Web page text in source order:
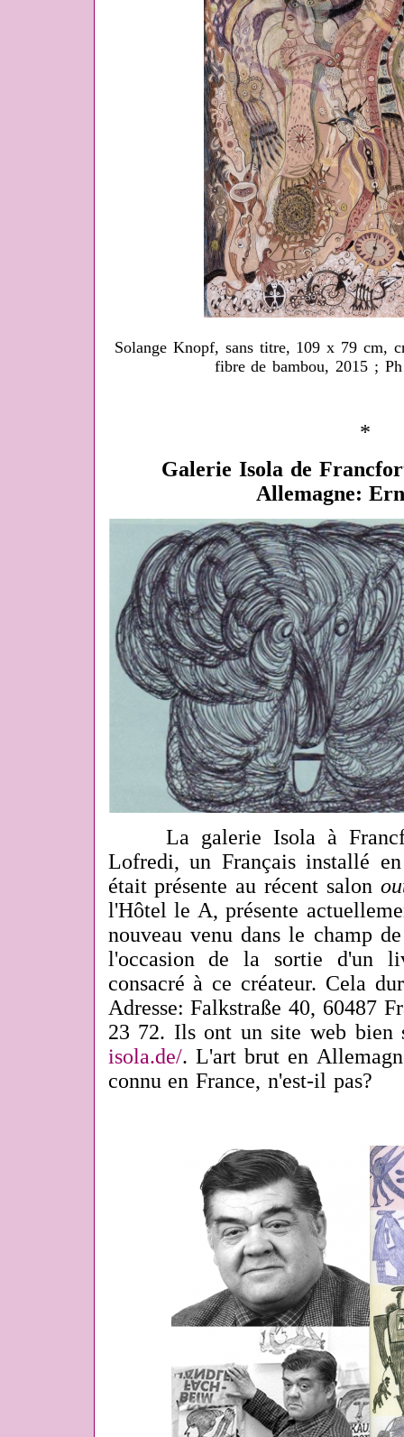
Solange Knopf, sans titre, 109 x 79 cm,
fibre de bambou, 2015 ;
*
Galerie Isola de
Allemagne:
La galerie Isola à
Lofredi, un Français installé
était présente au récent salon
l'Hôtel le A, présente
nouveau venu dans le champ
l'occasion de la sortie d'un
consacré à ce créateur. Cela
Adresse: Falkstraße 40, 60487
23 72. Ils ont un site web
isola.de/. L'art brut en
connu en France, n'est-il pas?